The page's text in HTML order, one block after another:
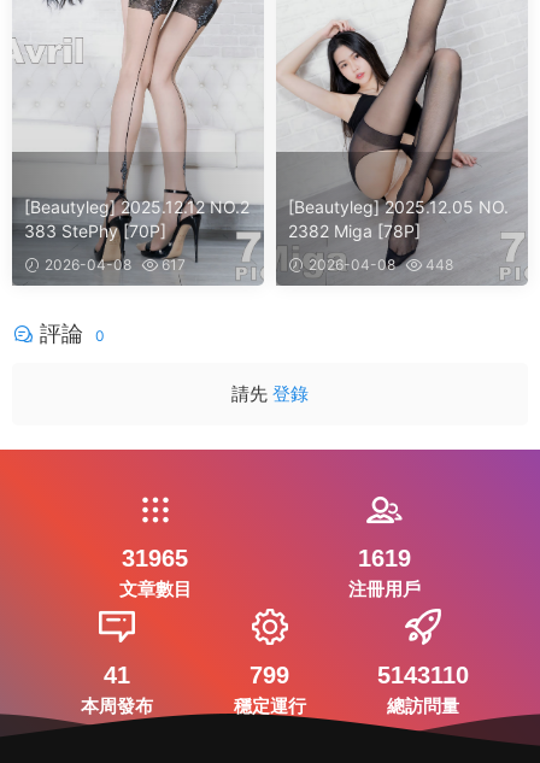
[Beautyleg] 2025.12.12 NO.2
383 StePhy [70P]
2026-04-08 617
[Beautyleg] 2025.12.05 NO.
2382 Miga [78P]
2026-04-08 448
評論 0
請先 登錄
31965
文章數目
1619
注冊用戶
41
本周發布
799
穩定運行
5143110
總訪問量